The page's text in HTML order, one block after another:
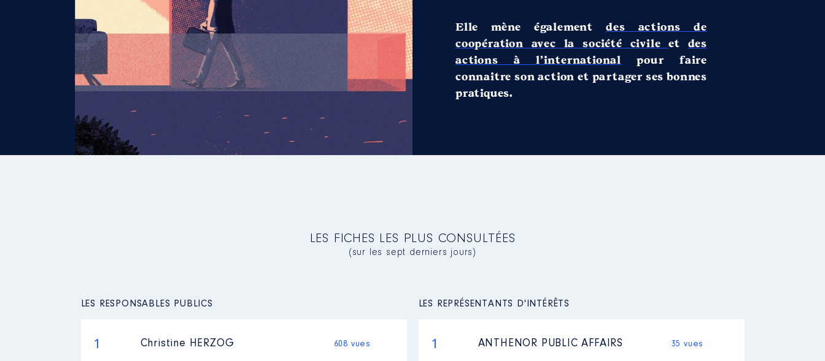
Elle mène égalementdes actions de
coopération avec la société civileetdes
actions à l’international pour faire
connaitre son action et partager ses bonnes
pratiques.
LES FICHES LES PLUS CONSULTÉES
(sur les sept derniers jours)
LES RESPONSABLES PUBLICS
1 Christine HERZOG 608 vues
LES REPRÉSENTANTS D'INTÉRÊTS
1 ANTHENOR PUBLIC AFFAIRS 35 vues